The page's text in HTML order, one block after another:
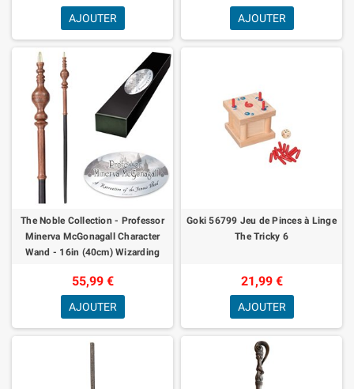
AJOUTER AJOUTER
The Noble Collection - Professor
Minerva McGonagall Character
Wand - 16in (40cm) Wizarding
Pott
55,99 €
AJOUTER
Goki 56799 Jeu de Pinces à Linge
The Tricky 6
21,99 €
AJOUTER